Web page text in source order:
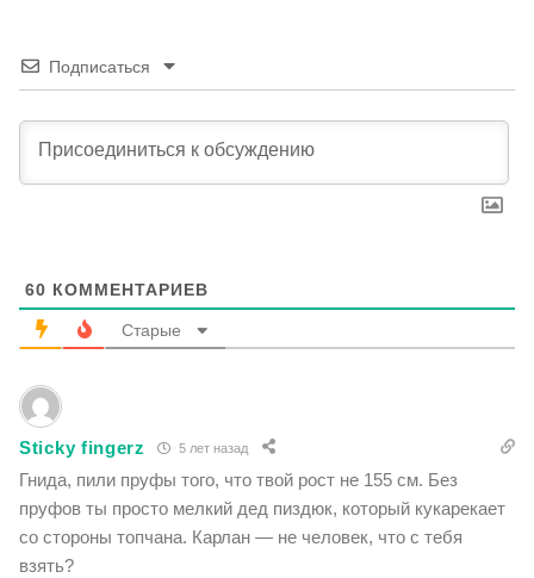
Подписаться
60 КОММЕНТАРИЕВ
Старые
Sticky fingerz 5 лет назад
Гнида, пили пруфы того, что твой рост не 155 см. Без
пруфов ты просто мелкий дед пиздюк, который кукарекает
со стороны топчана. Карлан — не человек, что с тебя
взять?